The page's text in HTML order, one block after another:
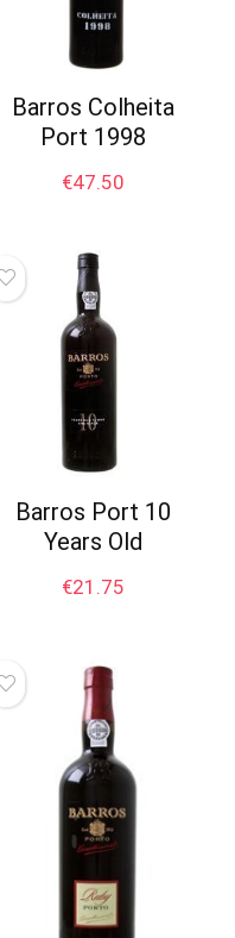
Barros Colheita
Port 1998
€47.50
Barros Port 10
Years Old
€21.75